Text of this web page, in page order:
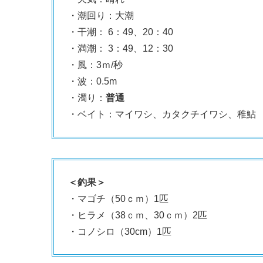
・潮回り：大潮
・干潮： 6：49、20：40
・満潮： 3：49、12：30
・風：3ｍ/秒
・波：0.5m
・濁り： 普通
・ベイト：マイワシ、カタクチイワシ、稚
＜釣果＞
・マゴチ（50ｃｍ）1匹
・ヒラメ（38ｃｍ、30ｃｍ）2匹
・コノシロ（30cm）1匹